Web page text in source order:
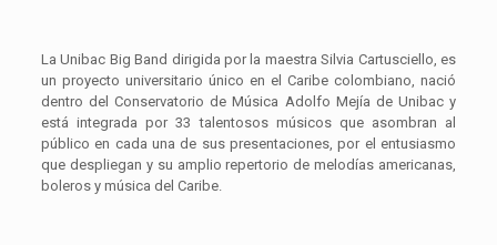
La Unibac Big Band dirigida por la maestra Silvia Cartusciello, es
un proyecto universitario único en el Caribe colombiano, nació
dentro del Conservatorio de Música Adolfo Mejía de Unibac y
está integrada por 33 talentosos músicos que asombran al
público en cada una de sus presentaciones, por el entusiasmo
que despliegan y su amplio repertorio de melodías americanas,
boleros y música del Caribe.